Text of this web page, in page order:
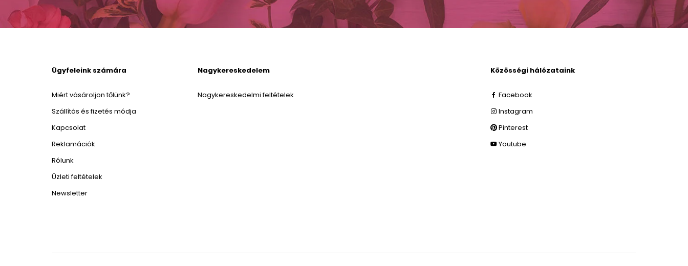
Ügyfeleink számára
Miért vásároljon tőlünk?
Szállítás és fizetés módja
Kapcsolat
Reklamációk
Rólunk
Üzleti feltételek
Newsletter
Nagykereskedelem
Nagykereskedelmi feltételek
Közösségi hálózataink
Facebook
Instagram
Pinterest
Youtube